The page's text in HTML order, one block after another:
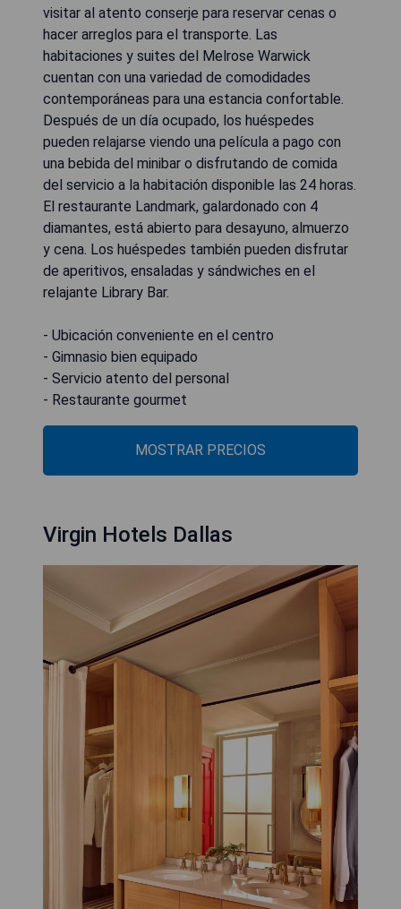
visitar al atento conserje para reservar cenas o
hacer arreglos para el transporte. Las
habitaciones y suites del Melrose Warwick
cuentan con una variedad de comodidades
contemporáneas para una estancia confortable.
Después de un día ocupado, los huéspedes
pueden relajarse viendo una película a pago con
una bebida del minibar o disfrutando de comida
del servicio a la habitación disponible las 24 horas.
El restaurante Landmark, galardonado con 4
diamantes, está abierto para desayuno, almuerzo
y cena. Los huéspedes también pueden disfrutar
de aperitivos, ensaladas y sándwiches en el
relajante Library Bar.
- Ubicación conveniente en el centro
- Gimnasio bien equipado
- Servicio atento del personal
- Restaurante gourmet
MOSTRAR PRECIOS
Virgin Hotels Dallas